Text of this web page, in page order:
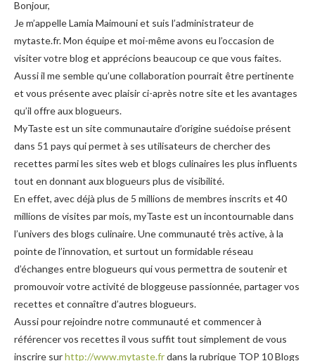
Bonjour,
Je m’appelle Lamia Maimouni et suis l’administrateur de
mytaste.fr. Mon équipe et moi-même avons eu l’occasion de
visiter votre blog et apprécions beaucoup ce que vous faites.
Aussi il me semble qu’une collaboration pourrait être pertinente
et vous présente avec plaisir ci-après notre site et les avantages
qu’il offre aux blogueurs.
MyTaste est un site communautaire d’origine suédoise présent
dans 51 pays qui permet à ses utilisateurs de chercher des
recettes parmi les sites web et blogs culinaires les plus influents
tout en donnant aux blogueurs plus de visibilité.
En effet, avec déjà plus de 5 millions de membres inscrits et 40
millions de visites par mois, myTaste est un incontournable dans
l’univers des blogs culinaire. Une communauté très active, à la
pointe de l’innovation, et surtout un formidable réseau
d’échanges entre blogueurs qui vous permettra de soutenir et
promouvoir votre activité de bloggeuse passionnée, partager vos
recettes et connaître d’autres blogueurs.
Aussi pour rejoindre notre communauté et commencer à
référencer vos recettes il vous suffit tout simplement de vous
inscrire surhttp://www.mytaste.fr dans la rubrique TOP 10 Blogs